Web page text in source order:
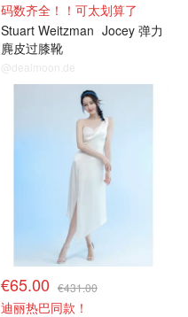
码数齐全！！可太划算了
Stuart Weitzman Jocey 弹力
麂皮过膝靴
@dealmoon.de
€65.00 €431.00
迪丽热巴同款！